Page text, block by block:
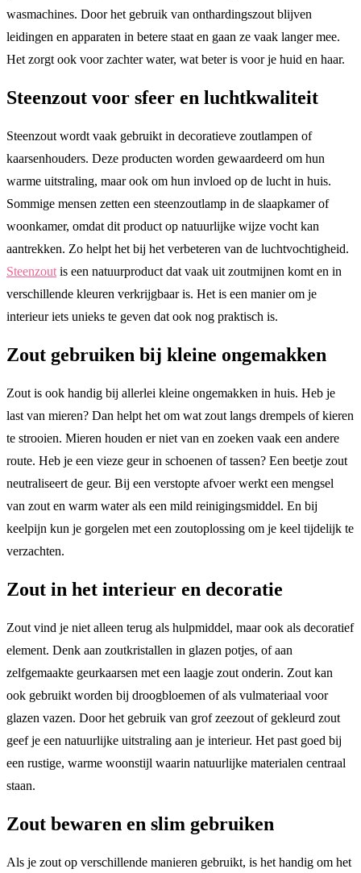
wasmachines. Door het gebruik van onthardingszout blijven
leidingen en apparaten in betere staat en gaan ze vaak langer mee.
Het zorgt ook voor zachter water, wat beter is voor je huid en haar.
Steenzout voor sfeer en luchtkwaliteit
Steenzout wordt vaak gebruikt in decoratieve zoutlampen of
kaarsenhouders. Deze producten worden gewaardeerd om hun
warme uitstraling, maar ook om hun invloed op de lucht in huis.
Sommige mensen zetten een steenzoutlamp in de slaapkamer of
woonkamer, omdat dit product op natuurlijke wijze vocht kan
aantrekken. Zo helpt het bij het verbeteren van de luchtvochtigheid.
Steenzout is een natuurproduct dat vaak uit zoutmijnen komt en in
verschillende kleuren verkrijgbaar is. Het is een manier om je
interieur iets unieks te geven dat ook nog praktisch is.
Zout gebruiken bij kleine ongemakken
Zout is ook handig bij allerlei kleine ongemakken in huis. Heb je
last van mieren? Dan helpt het om wat zout langs drempels of kieren
te strooien. Mieren houden er niet van en zoeken vaak een andere
route. Heb je een vieze geur in schoenen of tassen? Een beetje zout
neutraliseert de geur. Bij een verstopte afvoer werkt een mengsel
van zout en warm water als een mild reinigingsmiddel. En bij
keelpijn kun je gorgelen met een zoutoplossing om je keel tijdelijk te
verzachten.
Zout in het interieur en decoratie
Zout vind je niet alleen terug als hulpmiddel, maar ook als decoratief
element. Denk aan zoutkristallen in glazen potjes, of aan
zelfgemaakte geurkaarsen met een laagje zout onderin. Zout kan
ook gebruikt worden bij droogbloemen of als vulmateriaal voor
glazen vazen. Door het gebruik van grof zeezout of gekleurd zout
geef je een natuurlijke uitstraling aan je interieur. Het past goed bij
een rustige, warme woonstijl waarin natuurlijke materialen centraal
staan.
Zout bewaren en slim gebruiken
Als je zout op verschillende manieren gebruikt, is het handig om het